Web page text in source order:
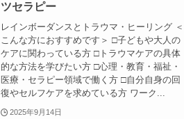
ツセラピー
レインボーダンスとトラウマ・ヒーリング ＜
こんな方におすすめです＞ □子どもや大人の
ケアに関わっている方 □トラウマケアの具体
的な方法を学びたい方 □心理・教育・福祉・
医療・セラピー領域で働く方 □自分自身の回
復やセルフケアを求めている方 ワーク...
2025年9月14日